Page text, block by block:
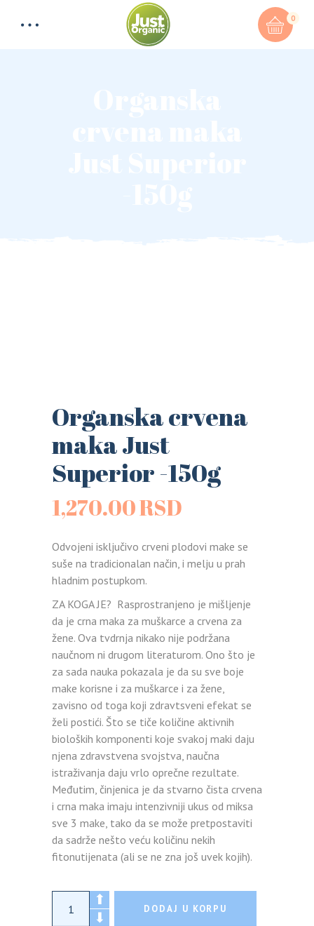
0
Organska crvena
maka Just
Superior -150g
1,270.00RSD
Odvojeni isključivo crveni plodovi make se
suše na tradicionalan način, i melju u prah
hladnim postupkom.
ZA KOGA JE? Rasprostranjeno je mišljenje
da je crna maka za muškarce a crvena za
žene. Ova tvdrnja nikako nije podržana
naučnom ni drugom literaturom. Ono što je
za sada nauka pokazala je da su sve boje
make korisne i za muškarce i za žene,
zavisno od toga koji zdravtsveni efekat se
želi postići. Što se tiče količine aktivnih
bioloških komponenti koje svakoj maki daju
njena zdravstvena svojstva, naučna
istraživanja daju vrlo oprečne rezultate.
Međutim, činjenica je da stvarno čista crvena
i crna maka imaju intenzivniji ukus od miksa
sve 3 make, tako da se može pretpostaviti
da sadrže nešto veću količinu nekih
fitonutijenata (ali se ne zna još uvek kojih).
Organska crvena maka Just Superior -
DODAJ U KORPU